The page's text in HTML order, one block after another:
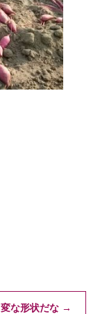
変な形状だな →